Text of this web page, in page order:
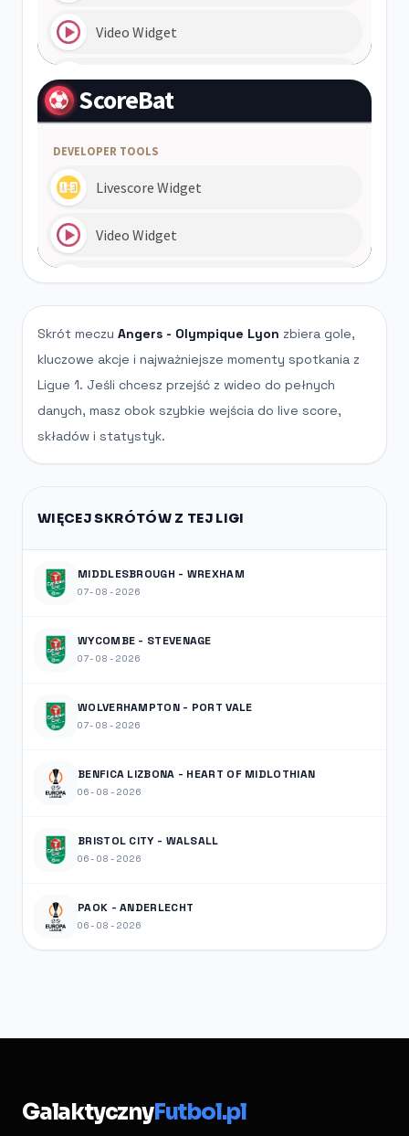
Skrót meczu Angers - Olympique Lyon zbiera gole,
kluczowe akcje i najważniejsze momenty spotkania z
Ligue 1. Jeśli chcesz przejść z wideo do pełnych
danych, masz obok szybkie wejścia do live score,
składów i statystyk.
WIĘCEJ SKRÓTÓW Z TEJ LIGI
MIDDLESBROUGH - WREXHAM
07-08-2026
WYCOMBE - STEVENAGE
07-08-2026
WOLVERHAMPTON - PORT VALE
07-08-2026
BENFICA LIZBONA - HEART OF MIDLOTHIAN
06-08-2026
BRISTOL CITY - WALSALL
06-08-2026
PAOK - ANDERLECHT
06-08-2026
GalaktycznyFutbol.pl